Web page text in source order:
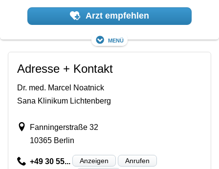
Arzt empfehlen
Menü
Adresse + Kontakt
Dr. med. Marcel Noatnick
Sana Klinikum Lichtenberg
Fanningerstraße 32
10365 Berlin
+49 30 55... Anzeigen Anrufen